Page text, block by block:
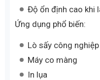
Độ ổn định cao khi
Ứng dụng phổ biến:
Lò sấy công nghiệp
Máy co màng
In lụa